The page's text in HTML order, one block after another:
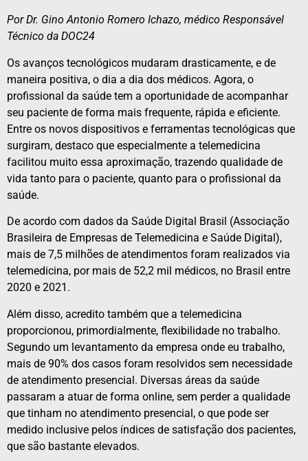
Por Dr. Gino Antonio Romero Ichazo, médico Responsável
Técnico da DOC24
Os avanços tecnológicos mudaram drasticamente, e de
maneira positiva, o dia a dia dos médicos. Agora, o
profissional da saúde tem a oportunidade de acompanhar
seu paciente de forma mais frequente, rápida e eficiente.
Entre os novos dispositivos e ferramentas tecnológicas que
surgiram, destaco que especialmente a telemedicina
facilitou muito essa aproximação, trazendo qualidade de
vida tanto para o paciente, quanto para o profissional da
saúde.
De acordo com dados da Saúde Digital Brasil (Associação
Brasileira de Empresas de Telemedicina e Saúde Digital),
mais de 7,5 milhões de atendimentos foram realizados via
telemedicina, por mais de 52,2 mil médicos, no Brasil entre
2020 e 2021.
Além disso, acredito também que a telemedicina
proporcionou, primordialmente, flexibilidade no trabalho.
Segundo um levantamento da empresa onde eu trabalho,
mais de 90% dos casos foram resolvidos sem necessidade
de atendimento presencial. Diversas áreas da saúde
passaram a atuar de forma online, sem perder a qualidade
que tinham no atendimento presencial, o que pode ser
medido inclusive pelos índices de satisfação dos pacientes,
que são bastante elevados.